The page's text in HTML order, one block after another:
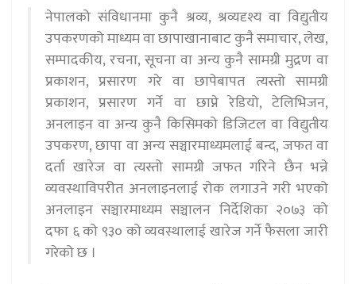
नेपालको संविधानमा कुनै श्रव्य, श्रव्यदृश्य वा विद्युतीय
उपकरणको माध्यम वा छापाखानाबाट कुनै समाचार, लेख,
सम्पादकीय, रचना, सूचना वा अन्य कुनै सामग्री मुद्रण वा
प्रकाशन, प्रसारण गरे वा छापेबापत त्यस्तो सामग्री
प्रकाशन, प्रसारण गर्ने वा छाप्ने रेडियो, टेलिभिजन,
अनलाइन वा अन्य कुनै किसिमको डिजिटल वा विद्युतीय
उपकरण, छापा वा अन्य सञ्चारमाध्यमलाई बन्द, जफत वा
दर्ता खारेज वा त्यस्तो सामग्री जफत गरिने छैन भन्ने
व्यवस्थाविपरीत अनलाइनलाई रोक लगाउने गरी भएको
अनलाइन सञ्चारमाध्यम सञ्चालन निर्देशिका २०७३ को
दफा ६ को ९३० को व्यवस्थालाई खारेज गर्ने फैसला जारी
गरेको छ ।